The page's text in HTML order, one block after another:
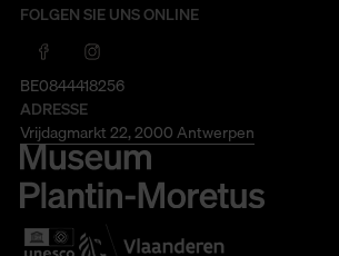
FOLGEN SIE UNS ONLINE
BE0844418256
ADRESSE
Vrijdagmarkt 22, 2000 Antwerpen